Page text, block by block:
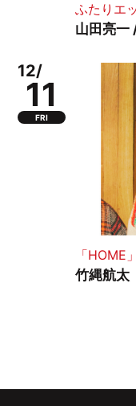
ふたりエ
山田亮一
12/
11
FRI
「HOME」
竹縄航太